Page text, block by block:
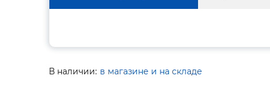
В наличии: в магазине и на складе